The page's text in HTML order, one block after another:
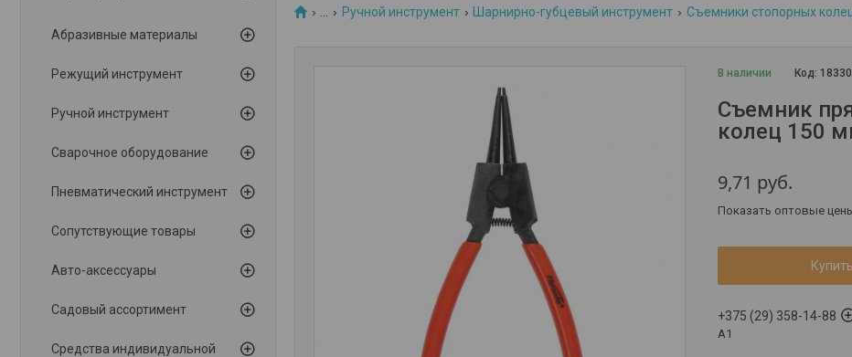
Ручной инструмент Шарнирно-губцевый инструмент Съемники стопорных
В наличии Код:
Съемник
колец 150
9,71 руб.
Показать оптовые
Купить
+375 (29) 358-14-88
A1
Абразивные материалы
Режущий инструмент
Ручной инструмент
Сварочное оборудование
Пневматический инструмент
Сопутствующие товары
Авто-аксессуары
Садовый ассортимент
Средства индивидуальной